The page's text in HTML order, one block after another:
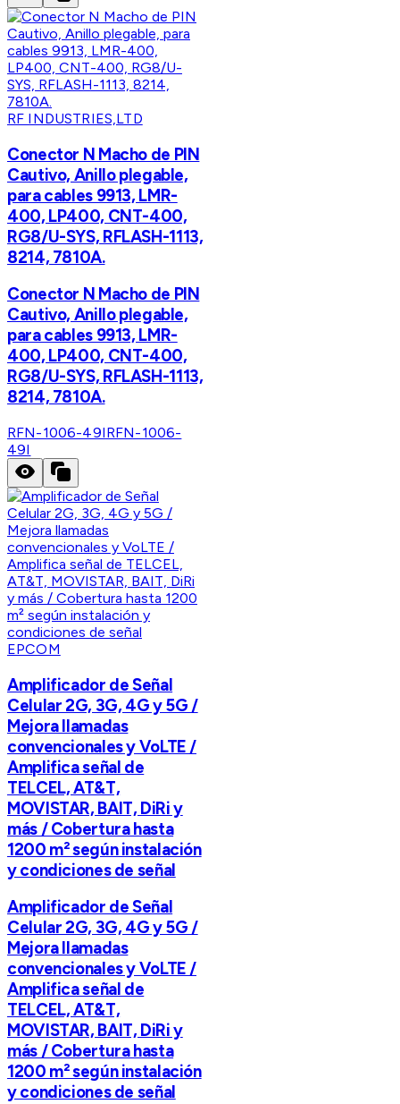
RF INDUSTRIES,LTD
Conector N Macho de PIN
Cautivo, Anillo plegable,
para cables 9913, LMR-
400, LP400, CNT-400,
RG8/U-SYS, RFLASH-1113,
8214, 7810A.
Conector N Macho de PIN
Cautivo, Anillo plegable,
para cables 9913, LMR-
400, LP400, CNT-400,
RG8/U-SYS, RFLASH-1113,
8214, 7810A.
RFN-1006-49IRFN-1006-
49I
EPCOM
Amplificador de Señal
Celular 2G, 3G, 4G y 5G /
Mejora llamadas
convencionales y VoLTE /
Amplifica señal de
TELCEL, AT&T,
MOVISTAR, BAIT, DiRi y
más / Cobertura hasta
1200 m² según instalación
y condiciones de señal
Amplificador de Señal
Celular 2G, 3G, 4G y 5G /
Mejora llamadas
convencionales y VoLTE /
Amplifica señal de
TELCEL, AT&T,
MOVISTAR, BAIT, DiRi y
más / Cobertura hasta
1200 m² según instalación
y condiciones de señal